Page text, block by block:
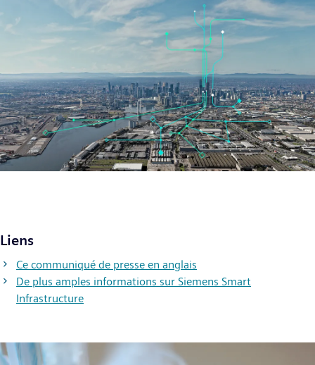
Liens
Ce communiqué de presse en anglais
De plus amples informations sur Siemens Smart
Infrastructure